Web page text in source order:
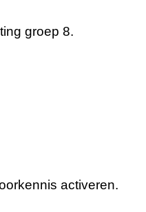
groep 8.
activeren.